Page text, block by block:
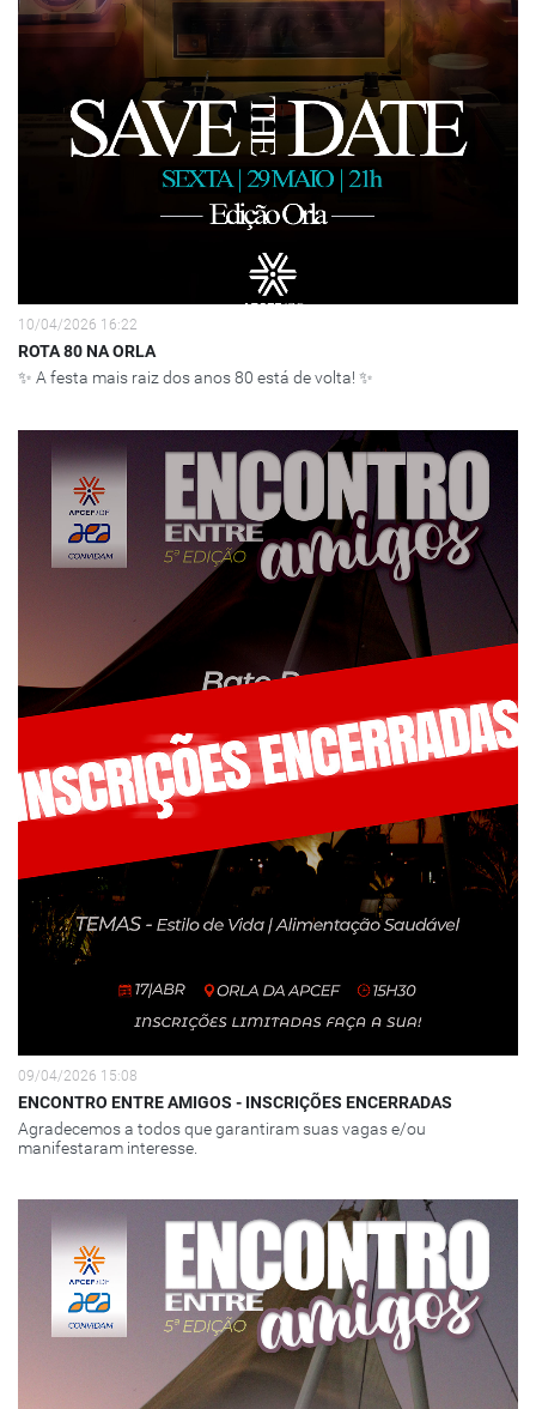
10/04/2026 16:22
ROTA 80 NA ORLA
✨ A festa mais raiz dos anos 80 está de volta! ✨
09/04/2026 15:08
ENCONTRO ENTRE AMIGOS - INSCRIÇÕES ENCERRADAS
Agradecemos a todos que garantiram suas vagas e/ou
manifestaram interesse.